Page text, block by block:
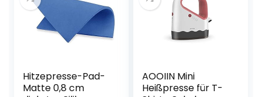
2008880
Hitzepresse-Pad-
Matte 0,8 cm
AOOIIN Mini
Heißpresse für T-